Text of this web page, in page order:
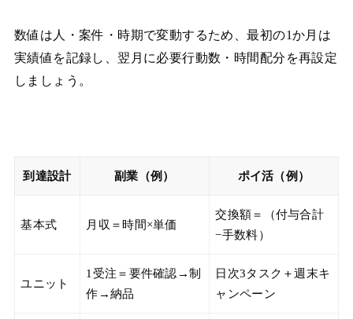
数値は人・案件・時期で変動するため、最初の1か月は
実績値を記録し、翌月に必要行動数・時間配分を再設定
しましょう。
到達設計 副業（例） ポイ活（例）
基本式 月収＝時間×単価
交換額＝（付与合計
−手数料）
ユニット
1受注＝要件確認→制
作→納品
日次3タスク＋週末キ
ャンペーン